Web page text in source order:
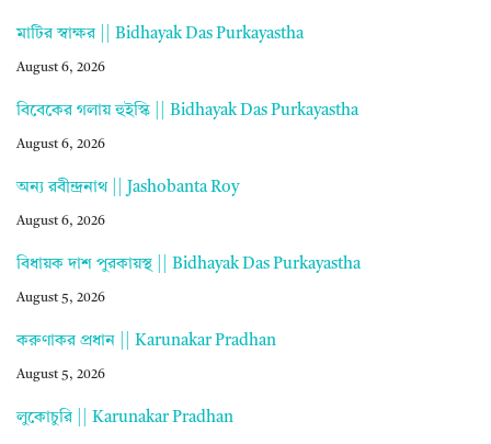
মাটির স্বাক্ষর || Bidhayak Das Purkayastha
August 6, 2026
বিবেকের গলায় হুইস্কি || Bidhayak Das Purkayastha
August 6, 2026
অন্য রবীন্দ্রনাথ || Jashobanta Roy
August 6, 2026
বিধায়ক দাশ পুরকায়স্থ || Bidhayak Das Purkayastha
August 5, 2026
করুণাকর প্রধান || Karunakar Pradhan
August 5, 2026
লুকোচুরি || Karunakar Pradhan